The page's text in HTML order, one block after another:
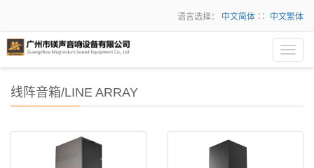
语言选择： 中文简体 ∷ 中文繁体
线阵音箱/LINE ARRAY